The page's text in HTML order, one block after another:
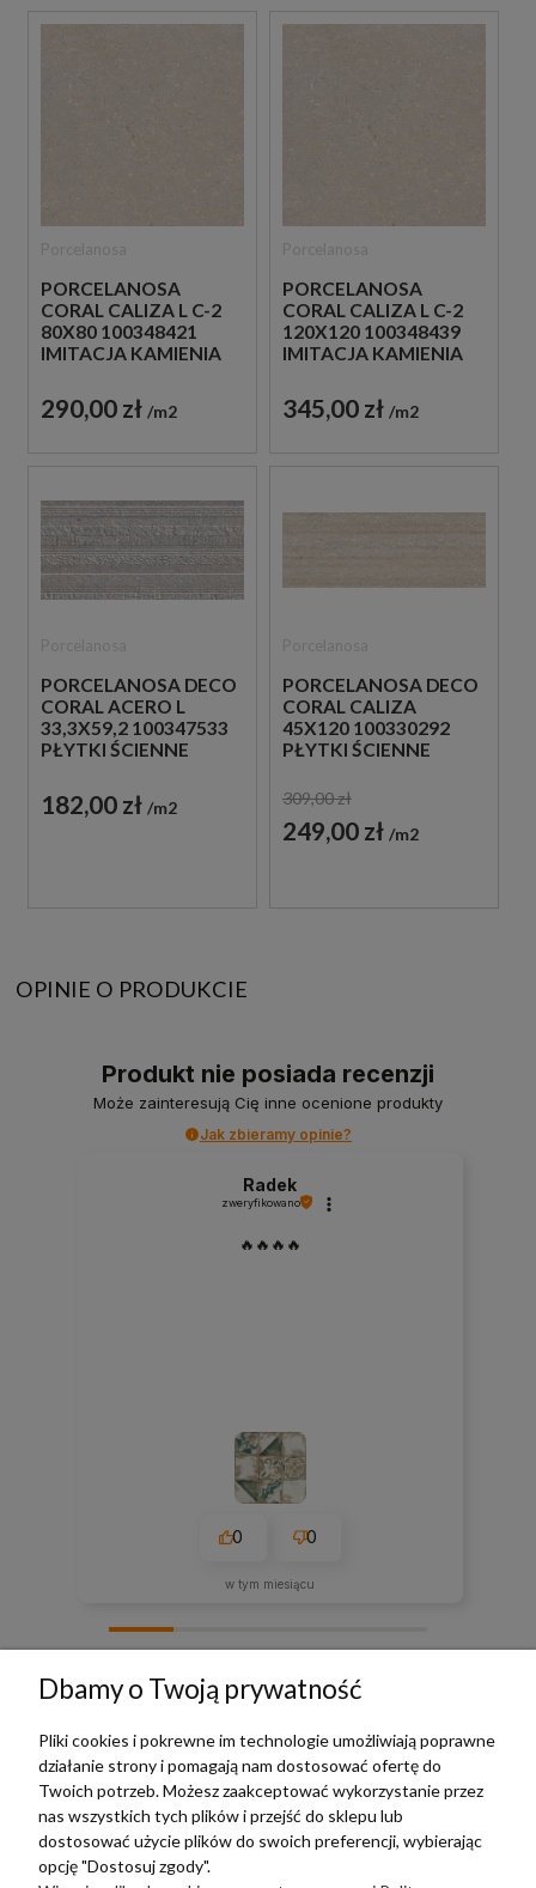
PORCELANOSA
CORAL CALIZA L C-2
80X80 100348421
IMITACJA KAMIENIA
290,00 zł m2
PORCELANOSA
CORAL CALIZA L C-2
120X120 100348439
IMITACJA KAMIENIA
345,00 zł m2
PORCELANOSA DECO
CORAL ACERO L
33,3X59,2 100347533
PŁYTKI ŚCIENNE
182,00 zł m2
PORCELANOSA DECO
CORAL CALIZA
45X120 100330292
PŁYTKI ŚCIENNE
309,00 zł
249,00 zł m2
OPINIE O PRODUKCIE
Produkt nie posiada recenzji
Może zainteresują Cię inne ocenione produkty
Jak zbieramy opinie?
Radek
zweryfikowano
🔥🔥🔥🔥
0 0
w tym miesiącu
TERRADECO
BAZA WIEDZY
Dbamy o Twoją prywatność
Pliki cookies i pokrewne im technologie umożliwiają poprawne
działanie strony i pomagają nam dostosować ofertę do
Twoich potrzeb. Możesz zaakceptować wykorzystanie przez
nas wszystkich tych plików i przejść do sklepu lub
dostosować użycie plików do swoich preferencji, wybierając
opcję "Dostosuj zgody".